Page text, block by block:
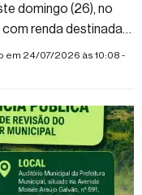
domingo (26), no
renda destinada
em 24/07/2026 às 10:08 -